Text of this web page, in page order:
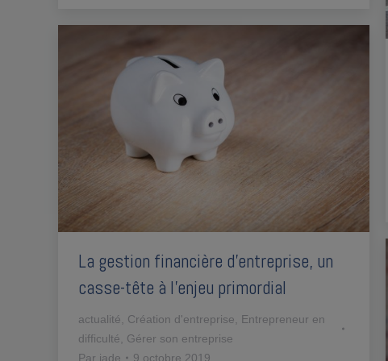
La gestion financière d’entreprise, un
casse-tête à l’enjeu primordial
actualité Création d'entreprise
Entrepreneur en
difficulté
Gérer son entreprise
Par jade 9 octobre 2019